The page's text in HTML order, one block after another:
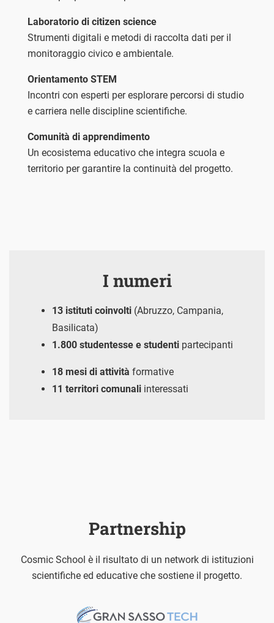
Laboratorio di citizen science
Strumenti digitali e metodi di raccolta dati per il
monitoraggio civico e ambientale.
Orientamento STEM
Incontri con esperti per esplorare percorsi di studio
e carriera nelle discipline scientifiche.
Comunità di apprendimento
Un ecosistema educativo che integra scuola e
territorio per garantire la continuità del progetto.
I numeri
13 istituti coinvolti (Abruzzo, Campania,
Basilicata)
1.800 studentesse e studenti partecipanti
18 mesi di attività formative
11 territori comunali interessati
Partnership
Cosmic School è il risultato di un network di istituzioni
scientifiche ed educative che sostiene il progetto.